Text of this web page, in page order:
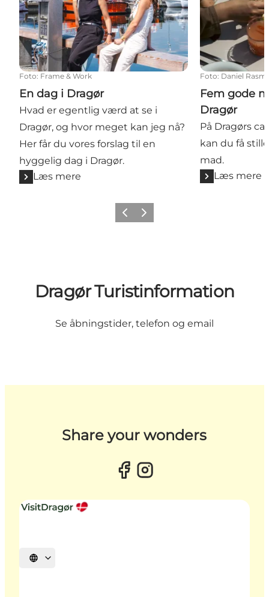
Foto: Frame & Work
En dag i Dragør
Hvad er egentlig værd at se i
Dragør, og hvor meget kan jeg nå?
Her får du vores forslag til en
hyggelig dag i Dragør.
Læs mere
Foto: Daniel
Fem gode
Dragør
På Dragørs
kan du få
mad.
Læs mere
Forrige billede
Næste billede
Dragør Turistinformation
Se åbningstider, telefon og email
Share your wonders
Vælg sprog